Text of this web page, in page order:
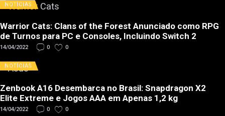
NOTÍCIAS
Warrior Cats: Clans of the Forest Anunciado como RPG
de Turnos para PC e Consoles, Incluindo Switch 2
14/04/2022 0 0
NOTÍCIAS
Zenbook A16 Desembarca no Brasil: Snapdragon X2
Elite Extreme e Jogos AAA em Apenas 1,2 kg
14/04/2022 0 0